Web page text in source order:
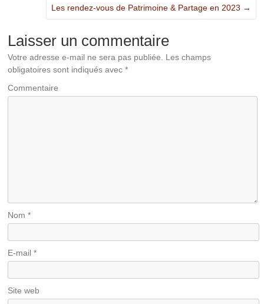
Les rendez-vous de Patrimoine & Partage en 2023 →
Laisser un commentaire
Votre adresse e-mail ne sera pas publiée. Les champs
obligatoires sont indiqués avec*
Commentaire
Nom*
E-mail*
Site web